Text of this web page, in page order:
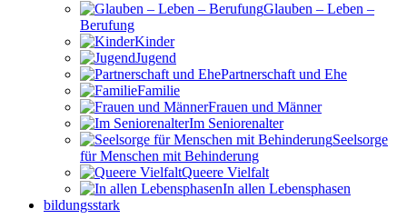
Glauben – Leben –
Berufung
Kinder
Jugend
Partnerschaft und Ehe
Familie
Frauen und Männer
Im Seniorenalter
Seelsorge
für Menschen mit Behinderung
Queere Vielfalt
In allen Lebensphasen
bildungsstark